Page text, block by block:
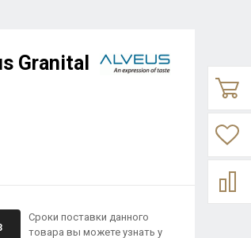
Granital
Сроки поставки данного
товара вы можете узнать у